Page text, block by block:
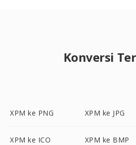
Konversi
XPM ke PNG XPM ke JPG
XPM ke ICO XPM ke BMP